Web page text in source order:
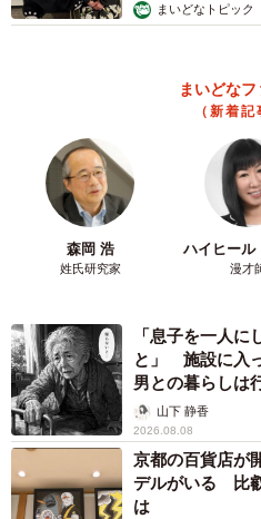
まいどなトピック
まいどな
（新着記
森岡 浩
姓氏研究家
ハイヒール
漫才
「息子を一人
と」 施設に入
男との暮らしは
から】山下 静香
2026.08.08
京都の百貨店が
デルがいる 比
は